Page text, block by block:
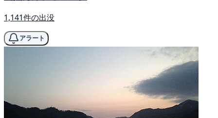
1,141件の出没
アラート